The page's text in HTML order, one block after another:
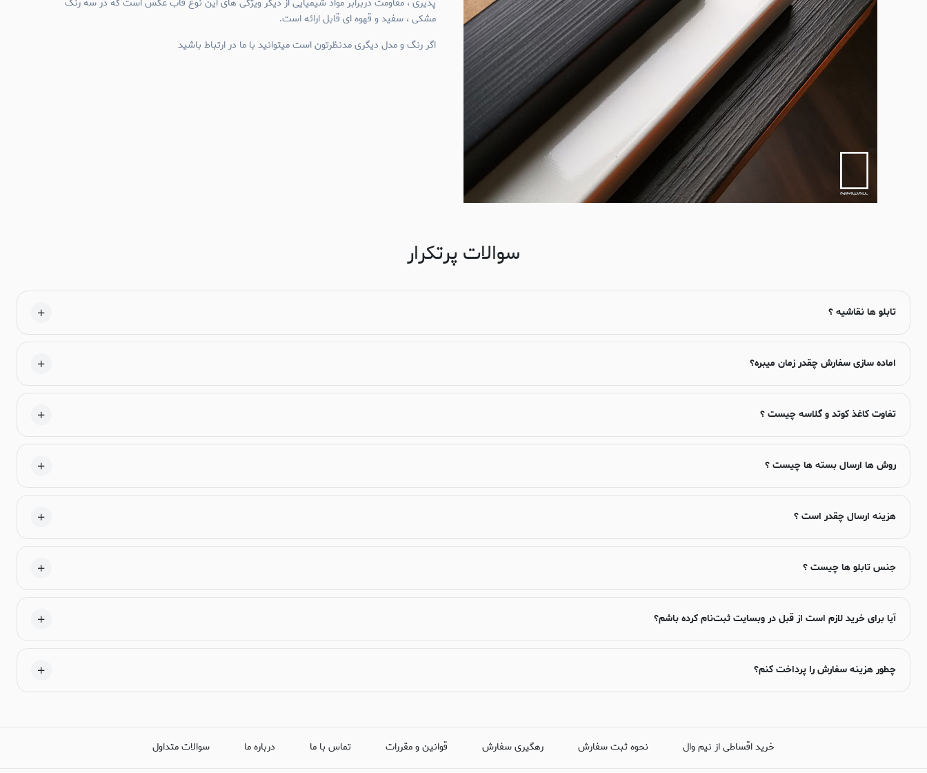
مشکی ، سفید و قهوه ای قابل ارائه است.
اگر رنگ و مدل دیگری مدنظرتون است میتوانید با ما در ارتباط باشید
سوالات پرتکرار
تابلو ها نقاشیه ؟
اماده سازی سفارش چقدر زمان میبره؟
تفاوت کاغذ کوتد و گلاسه چیست ؟
روش ها ارسال بسته ها چیست ؟
هزینه ارسال چقدر است ؟
جنس تابلو ها چیست ؟
آیا برای خرید لازم است از قبل در وبسایت ثبت‌نام کرده باشم؟
چطور هزینه سفارش را پرداخت کنم؟
خرید اقساطی از نیم وال نحوه ثبت سفارش رهگیری سفارش قوانین و مقررات تماس با ما درباره ما سوالات متداول